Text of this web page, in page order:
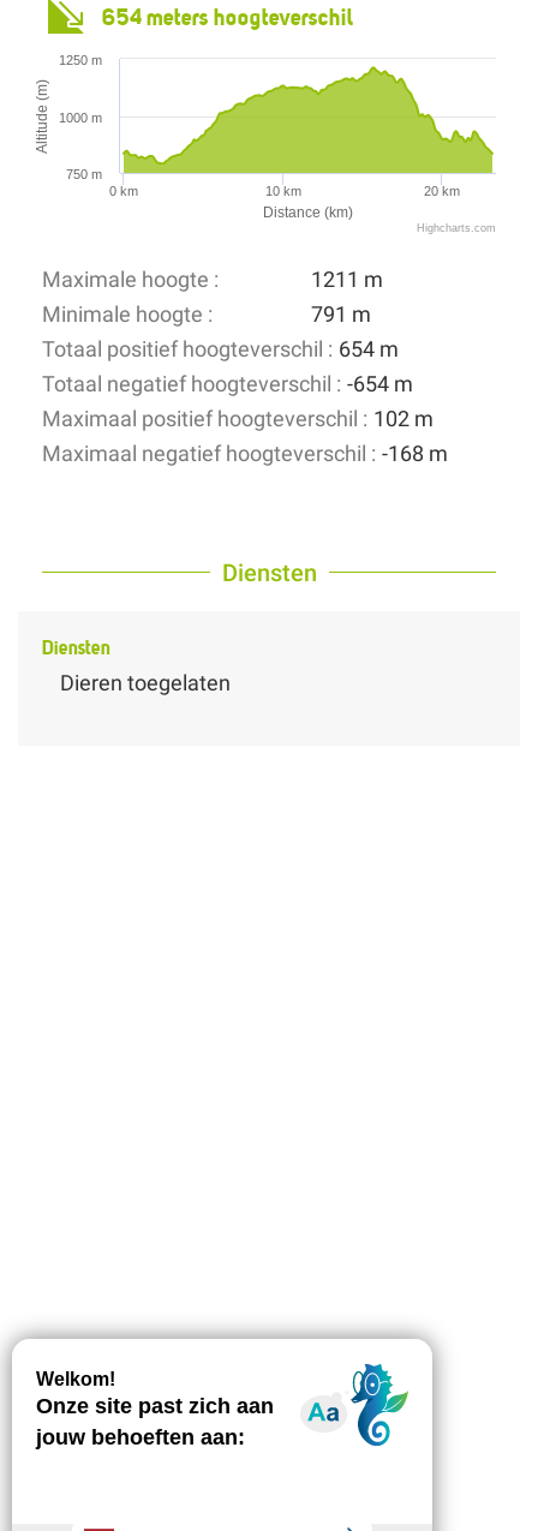
654 meters hoogteverschil
Distance (km)
Altitude (m)
0 km 10 km 20 km
750 m
1000 m
1250 m
Highcharts.com
Maximale hoogte :
1211 m
Minimale hoogte :
791 m
Totaal positief hoogteverschil : 654 m
Totaal negatief hoogteverschil : -654 m
Maximaal positief hoogteverschil : 102 m
Maximaal negatief hoogteverschil : -168 m
Diensten
Diensten
Dieren toegelaten